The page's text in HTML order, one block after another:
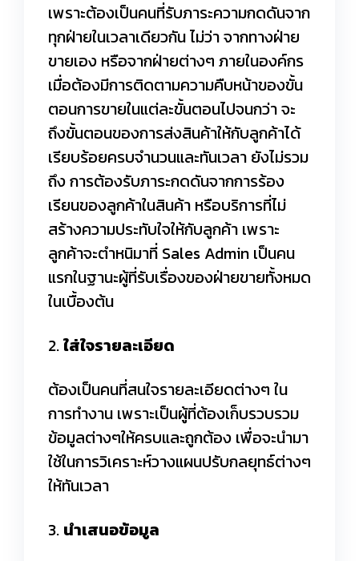
เพราะต้องเป็นคนที่รับภาระความกดดันจาก
ทุกฝ่ายในเวลาเดียวกัน ไม่ว่า จากทางฝ่าย
ขายเอง หรือจากฝ่ายต่างๆ ภายในองค์กร
เมื่อต้องมีการติดตามความคืบหน้าของขั้น
ตอนการขายในแต่ละขั้นตอนไปจนกว่า จะ
ถึงขั้นตอนของการส่งสินค้าให้กับลูกค้าได้
เรียบร้อยครบจำนวนและทันเวลา ยังไม่รวม
ถึง การต้องรับภาระกดดันจากการร้อง
เรียนของลูกค้าในสินค้า หรือบริการที่ไม่
สร้างความประทับใจให้กับลูกค้า เพราะ
ลูกค้าจะตำหนิมาที่ Sales Admin เป็นคน
แรกในฐานะผู้ที่รับเรื่องของฝ่ายขายทั้งหมด
ในเบื้องต้น
2.ใส่ใจรายละเอียด
ต้องเป็นคนที่สนใจรายละเอียดต่างๆ ใน
การทำงาน เพราะเป็นผู้ที่ต้องเก็บรวบรวม
ข้อมูลต่างๆให้ครบและถูกต้อง เพื่อจะนำมา
ใช้ในการวิเคราะห์วางแผนปรับกลยุทธ์ต่างๆ
ให้ทันเวลา
3. นำเสนอข้อมูล